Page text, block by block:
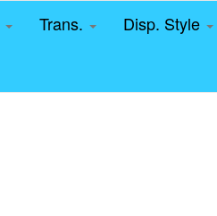
Trans. Disp. Style